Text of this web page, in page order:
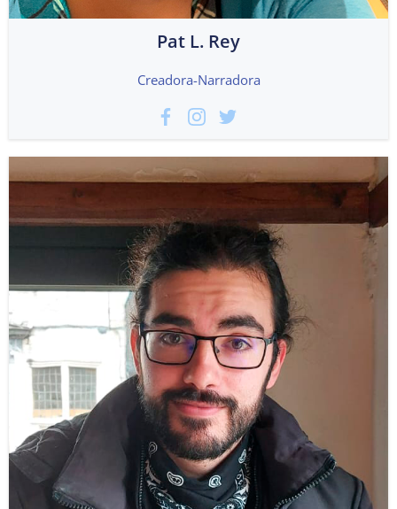
Pat L. Rey
Creadora-Narradora